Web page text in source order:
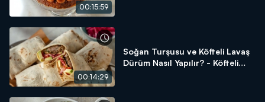
00:15:59
00:14:29
Soğan Turşusu ve Köfteli Lavaş
Dürüm Nasıl Yapılır? - Köfteli